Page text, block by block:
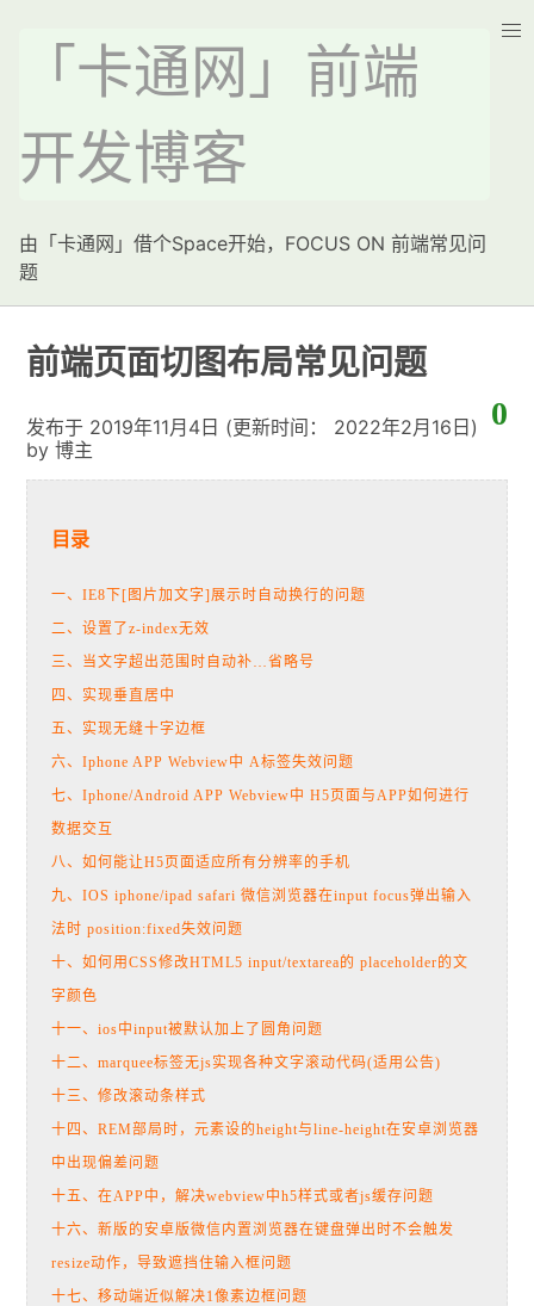
「卡通网」前端
开发博客
由「卡通网」借个Space开始，FOCUS ON 前端常见问
题
前端页面切图布局常见问题
0
发布于 2019年11月4日 (更新时间： 2022年2月16日)
by 博主
目录
一、IE8下[图片加文字]展示时自动换行的问题
二、设置了z-index无效
三、当文字超出范围时自动补…省略号
四、实现垂直居中
五、实现无缝十字边框
六、Iphone APP Webview中 A标签失效问题
七、Iphone/Android APP Webview中 H5页面与APP如何进行
数据交互
八、如何能让H5页面适应所有分辨率的手机
九、IOS iphone/ipad safari 微信浏览器在input focus弹出输入
法时 position:fixed失效问题
十、如何用CSS修改HTML5 input/textarea的 placeholder的文
字颜色
十一、ios中input被默认加上了圆角问题
十二、marquee标签无js实现各种文字滚动代码(适用公告)
十三、修改滚动条样式
十四、REM部局时，元素设的height与line-height在安卓浏览器
中出现偏差问题
十五、在APP中，解决webview中h5样式或者js缓存问题
十六、新版的安卓版微信内置浏览器在键盘弹出时不会触发
resize动作，导致遮挡住输入框问题
十七、移动端近似解决1像素边框问题